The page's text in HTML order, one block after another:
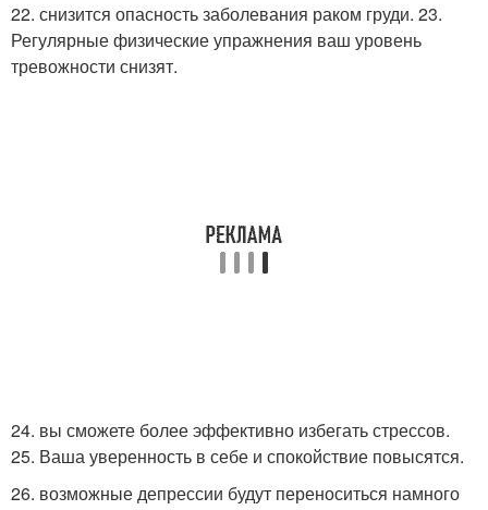
22. снизится опасность заболевания раком груди. 23.
Регулярные физические упражнения ваш уровень
тревожности снизят.
24. вы сможете более эффективно избегать стрессов.
25. Ваша уверенность в себе и спокойствие повысятся.
26. возможные депрессии будут переноситься намного